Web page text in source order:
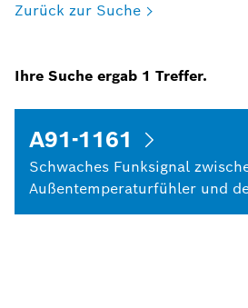
Zurück zur Suche
Ihre Suche ergab 1 Treffer.
A91-1161
Schwaches Funksignal
Außentemperaturfühler und